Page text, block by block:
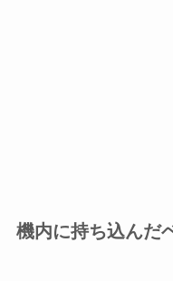
機内に持ち込んだ